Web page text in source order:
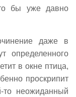
бы уже давно
даже в
определенного
в окне птица,
проскрипит
то неожиданный